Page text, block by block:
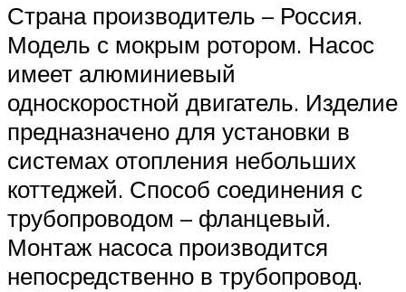
Страна производитель – Россия.
Модель с мокрым ротором. Насос
имеет алюминиевый
односкоростной двигатель. Изделие
предназначено для установки в
системах отопления небольших
коттеджей. Способ соединения с
трубопроводом – фланцевый.
Монтаж насоса производится
непосредственно в трубопровод.